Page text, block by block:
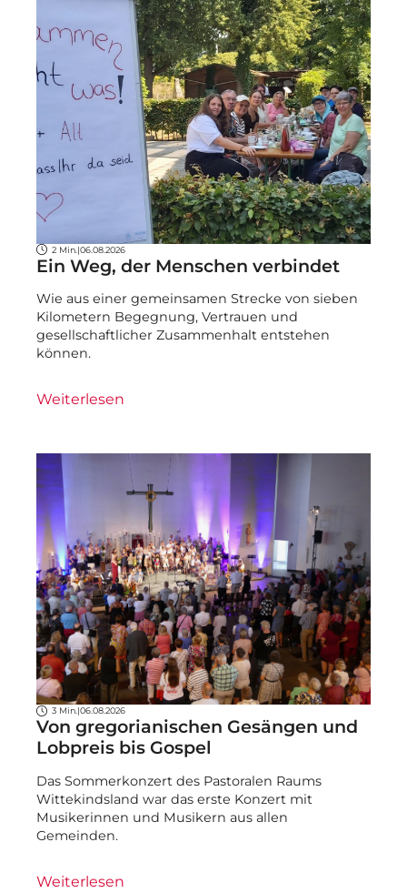
2 Min. |06.08.2026
Ein Weg, der Menschen verbindet
Wie aus einer gemeinsamen Strecke von sieben
Kilometern Begegnung, Vertrauen und
gesellschaftlicher Zusammenhalt entstehen
können.
Weiterlesen
3 Min.|06.08.2026
Von gregorianischen Gesängen und
Lobpreis bis Gospel
Das Sommerkonzert des Pastoralen Raums
Wittekindsland war das erste Konzert mit
Musikerinnen und Musikern aus allen
Gemeinden.
Weiterlesen